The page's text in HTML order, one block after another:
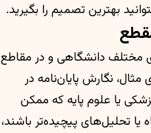
بهترین تصمیم را بگیرید.
مختلف دانشگاهی و در مقاطع
نگارش پایان‌نامه در
یا علوم پایه که ممکن
یا تحلیل‌های پیچیده‌تر باشند،